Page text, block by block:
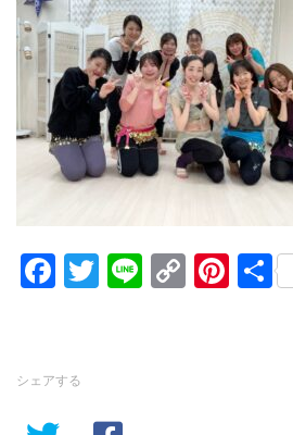
Facebook
Twitter
LineCopy 共
シェアする